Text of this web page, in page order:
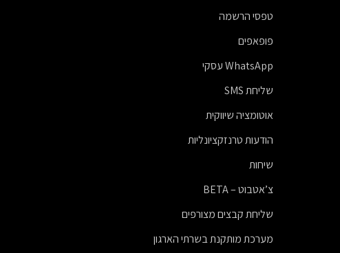
טפסי הרשמה
פופאפים
WhatsApp עסקי
שליחת SMS
אוטומציה שיווקית
הודעות טרנזקציונליות
שיחות
צ’אטבוט – BETA
שליחת קבצים מצורפים
מערכת מותקנת בשרתי הארגון